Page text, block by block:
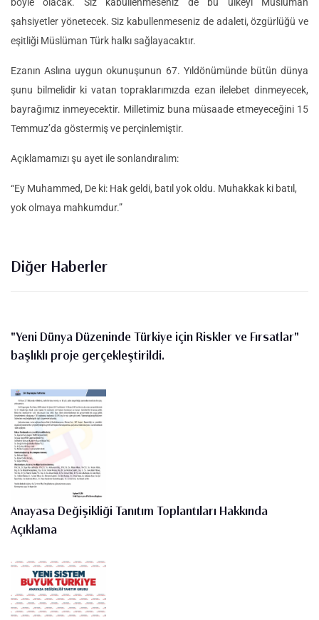
şahsiyetler yönetecek. Siz kabullenmeseniz de adaleti, özgürlüğü ve
eşitliği Müslüman Türk halkı sağlayacaktır.
Ezanın Aslına uygun okunuşunun 67. Yıldönümünde bütün dünya
şunu bilmelidir ki vatan topraklarımızda ezan ilelebet dinmeyecek,
bayrağımız inmeyecektir. Milletimiz buna müsaade etmeyeceğini 15
Temmuz’da göstermiş ve perçinlemiştir.
Açıklamamızı şu ayet ile sonlandıralım:
“Ey Muhammed, De ki: Hak geldi, batıl yok oldu. Muhakkak ki batıl,
yok olmaya mahkumdur.”
Diğer Haberler
"Yeni Dünya Düzeninde Türkiye için Riskler ve Fırsatlar"
başlıklı proje gerçekleştirildi.
Anayasa Değişikliği Tanıtım Toplantıları Hakkında
Açıklama